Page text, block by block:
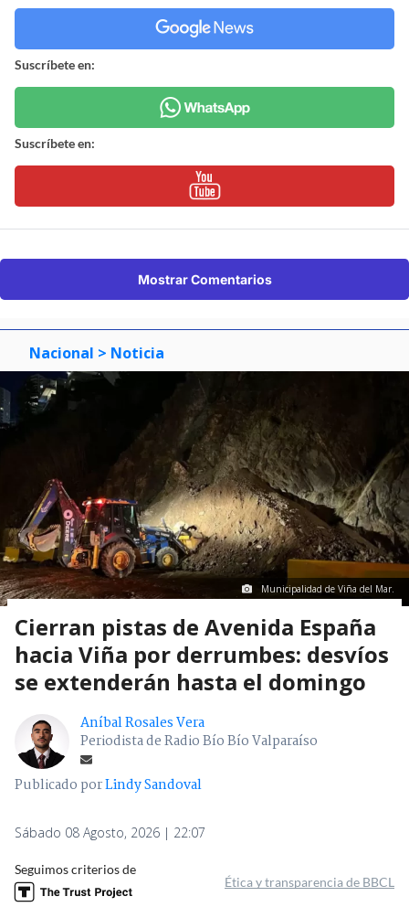
Suscríbete en:
Suscríbete en:
Mostrar Comentarios
Nacional > Noticia
Municipalidad de Viña del Mar.
Cierran pistas de Avenida España
hacia Viña por derrumbes: desvíos
se extenderán hasta el domingo
Aníbal Rosales Vera
Periodista de Radio Bío Bío Valparaíso
Publicado porLindy Sandoval
Sábado 08 Agosto, 2026 | 22:07
Seguimos criterios de
Ética y transparencia de BBCL